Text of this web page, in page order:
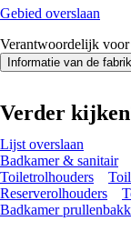
Gebied overslaan
Verantwoordelijk
Informatie van de
Verder
Lijst overslaan
Badkamer & sanitair
Toiletrolhouders
Reserverolhouders
Badkamer